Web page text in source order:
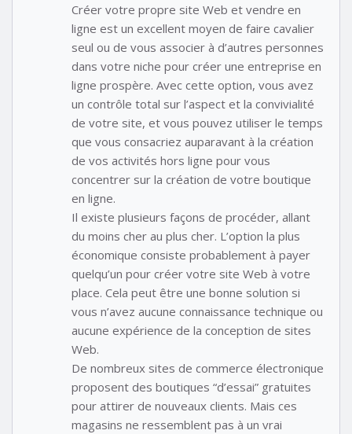
Créer votre propre site Web et vendre en
ligne est un excellent moyen de faire cavalier
seul ou de vous associer à d’autres personnes
dans votre niche pour créer une entreprise en
ligne prospère. Avec cette option, vous avez
un contrôle total sur l’aspect et la convivialité
de votre site, et vous pouvez utiliser le temps
que vous consacriez auparavant à la création
de vos activités hors ligne pour vous
concentrer sur la création de votre boutique
en ligne.
Il existe plusieurs façons de procéder, allant
du moins cher au plus cher. L’option la plus
économique consiste probablement à payer
quelqu’un pour créer votre site Web à votre
place. Cela peut être une bonne solution si
vous n’avez aucune connaissance technique ou
aucune expérience de la conception de sites
Web.
De nombreux sites de commerce électronique
proposent des boutiques “d’essai” gratuites
pour attirer de nouveaux clients. Mais ces
magasins ne ressemblent pas à un vrai